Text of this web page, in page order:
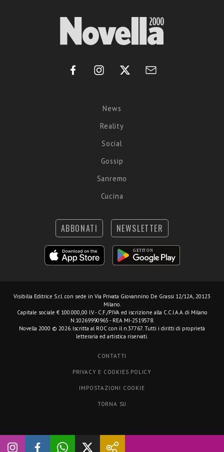
News
Reality
Social
Gossip
Sanremo
Cucina
ABBONATI NEWSLETTER
Visibilia Editrice S.r.l. con sede in Via Privata Giovannino De Grassi 12/12A, 20123
Milano.
Capitale sociale € 100.000,00 I.V. - C.F./P.IVA ed iscrizione alla C.C.I.A.A. di Milano
N.10269990965 - REA MI-2519578.
Novella 2000 © 2026. Iscritta al ROC con il n.37767. Tutti i diritti di proprietà
letteraria ed artistica riservati.
CONTATTI
PRIVACY E COOKIES POLICY
IMPOSTAZIONI COOKIE
TORNA SU